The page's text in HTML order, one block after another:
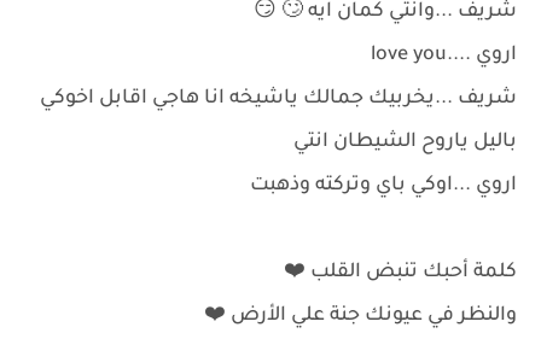
شريف ...وانتي كمان ايه 🙄 😏
اروي ....love you
شريف ...يخربيك جمالك ياشيخه انا هاجي اقابل اخوكي
باليل ياروح الشيطان انتي
اروي ...اوكي باي وتركته وذهبت
كلمة أحبك تنبض القلب ⁦❤️⁩
والنظر في عيونك جنة علي الأرض ⁦❤️⁩